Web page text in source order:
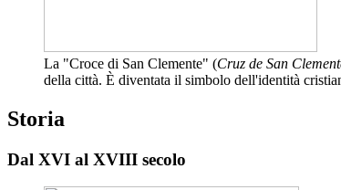
La "Croce di San Clemente" (Cruz de San
della città. È diventata il simbolo dell'identità
Storia
Dal XVI al XVIII secolo